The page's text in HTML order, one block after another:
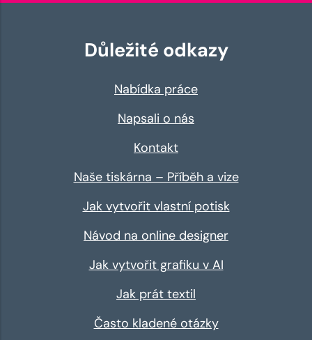
Důležité odkazy
Nabídka práce
Napsali o nás
Kontakt
Naše tiskárna – Příběh a vize
Jak vytvořit vlastní potisk
Návod na online designer
Jak vytvořit grafiku v AI
Jak prát textil
Často kladené otázky